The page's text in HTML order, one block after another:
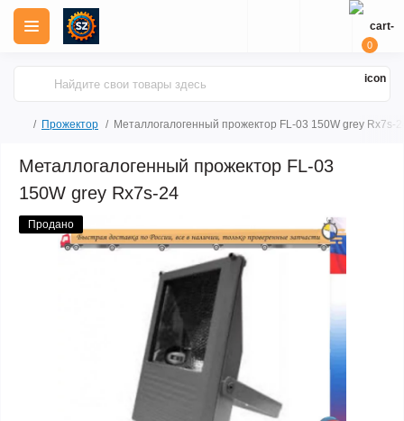
0
Прожектор Металлогалогенный прожектор FL-03 150W grey Rx7s-
Металлогалогенный прожектор FL-03
150W grey Rx7s-24
Продано